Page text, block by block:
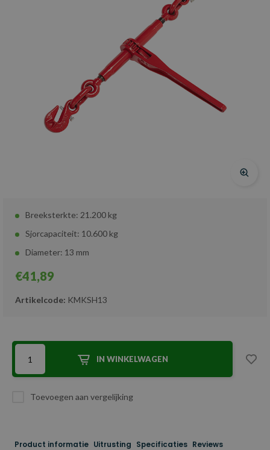
Breeksterkte: 21.200 kg
Sjorcapaciteit: 10.600 kg
Diameter: 13 mm
€41,89
Artikelcode: KMKSH13
IN WINKELWAGEN
Toevoegen aan vergelijking
Product informatie Uitrusting Specificaties Reviews